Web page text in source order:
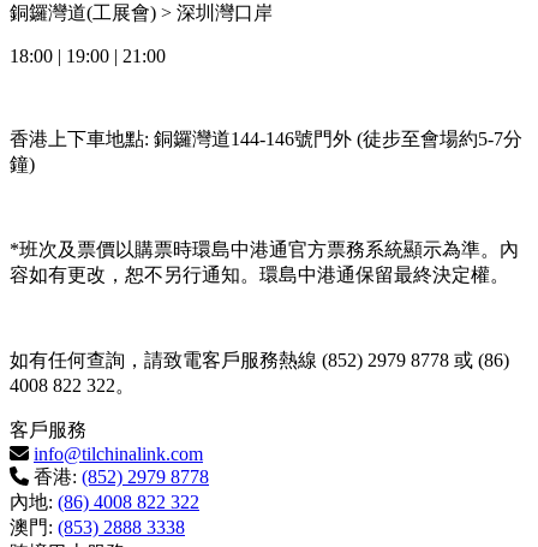
銅鑼灣道(工展會) > 深圳灣口岸
18:00 | 19:00 | 21:00
香港上下車地點: 銅鑼灣道144-146號門外 (徒步至會場約5-7分
鐘)
*班次及票價以購票時環島中港通官方票務系統顯示為準。內
容如有更改，恕不另行通知。環島中港通保留最終決定權。
如有任何查詢，請致電客戶服務熱線 (852) 2979 8778 或 (86)
4008 822 322。
客戶服務
info@tilchinalink.com
香港: (852) 2979 8778
內地: (86) 4008 822 322
澳門: (853) 2888 3338